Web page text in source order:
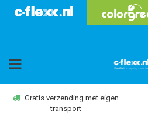
Gratis verzending met eigen
transport